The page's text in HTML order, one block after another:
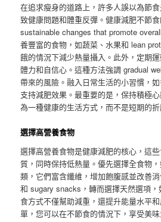
在追求瘦身的道路上，許多人誤以為節
致健康問題和體重反彈。健康減肥不節
sustainable changes that promote
養豐富的食物，如蔬菜、水果和 lean
餓的情況下減少熱量攝入。此外，定期
體力和自信心。這種方法強調 gradual
帶來的風險。融入日常生活的小習慣，
支持減肥效果。最重要的是，保持積極
為一種健康的生活方式，而不是短期的折
選擇高營養食物
選擇高營養食物是健康減肥的核心，這
質，同時保持低熱量。優先選擇全食物
類，它們富含纖維，增加飽腹感並改善
和 sugary snacks，轉而選擇天然選項
食方式不僅幫助減重，還提升能量水平
單，您可以在不節食的情況下，享受美